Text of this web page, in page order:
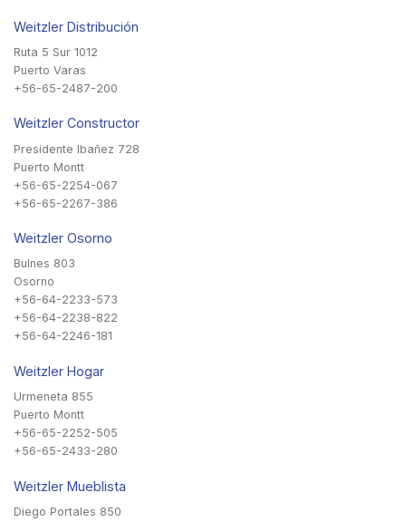
Weitzler Distribución
Ruta 5 Sur 1012
Puerto Varas
+56-65-2487-200
Weitzler Constructor
Presidente Ibañez 728
Puerto Montt
+56-65-2254-067
+56-65-2267-386
Weitzler Osorno
Bulnes 803
Osorno
+56-64-2233-573
+56-64-2238-822
+56-64-2246-181
Weitzler Hogar
Urmeneta 855
Puerto Montt
+56-65-2252-505
+56-65-2433-280
Weitzler Mueblista
Diego Portales 850